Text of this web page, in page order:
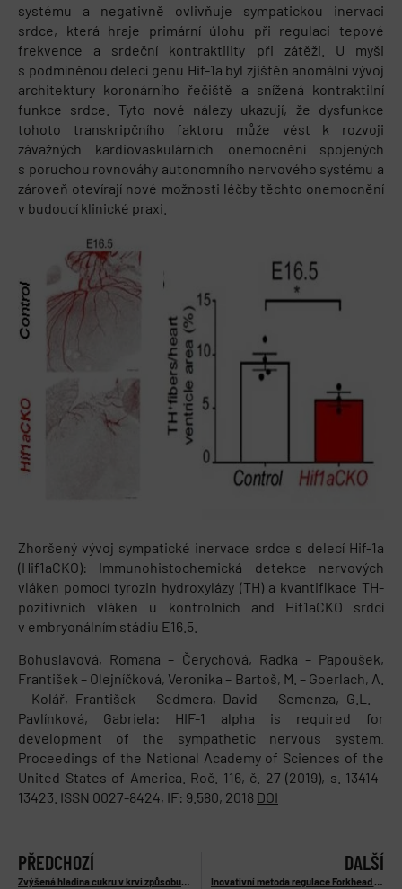
systému a negativně ovlivňuje sympatickou inervaci
srdce, která hraje primární úlohu při regulaci tepové
frekvence a srdeční kontraktility při zátěži. U myši
s podmíněnou delecí genu Hif-1a byl zjištěn anomální vývoj
architektury koronárního řečiště a snížená kontraktilní
funkce srdce. Tyto nové nálezy ukazují, že dysfunkce
tohoto transkripčního faktoru může vést k rozvoji
závažných kardiovaskulárních onemocnění spojených
s poruchou rovnováhy autonomního nervového systému a
zároveň otevírají nové možnosti léčby těchto onemocnění
v budoucí klinické praxi.
Zhoršený vývoj sympatické inervace srdce s delecí Hif-1a
(Hif1aCKO): Immunohistochemická detekce nervových
vláken pomocí tyrozin hydroxylázy (TH) a kvantifikace TH-
pozitivních vláken u kontrolních and Hif1aCKO srdcí
v embryonálním stádiu E16.5.
Bohuslavová, Romana – Čerychová, Radka – Papoušek,
František – Olejníčková, Veronika – Bartoš, M. – Goerlach, A.
– Kolář, František – Sedmera, David – Semenza, G.L. –
Pavlínková, Gabriela: HIF-1 alpha is required for
development of the sympathetic nervous system.
Proceedings of the National Academy of Sciences of the
United States of America. Roč. 116, č. 27 (2019), s. 13414-
13423. ISSN 0027-8424, IF: 9.580, 2018 DOI
PŘEDCHOZÍ
Zvýšená hladina cukru v krvi způsobuje sekreci hormonu inzulínu z β-buněk Langerhansových ostrůvků v slinivce břišní
DALŠÍ
Inovativní metoda regulace Forkhead transkripčního faktoru FOXO3